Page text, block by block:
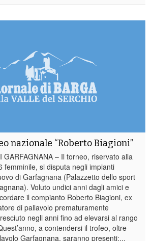
nazionale “Roberto Biagioni”
GARFAGNANA – Il torneo, riservato alla
femminile, si disputa negli impianti
di Garfagnana (Palazzetto dello sport
Voluto undici anni dagli amici e
il compianto Roberto Biagioni, ex
di pallavolo prematuramente
negli anni fino ad elevarsi al rango
a contendersi il trofeo, oltre
Garfagnana, saranno presenti:...